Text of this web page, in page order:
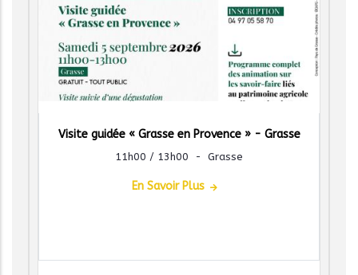
Visite guidée « Grasse en Provence » - Grasse
11h00 / 13h00 - Grasse
En Savoir Plus